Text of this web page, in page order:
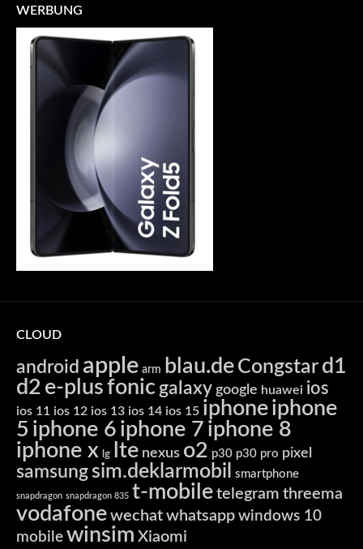
WERBUNG
CLOUD
android apple arm blau.de Congstar d1
d2 e-plusfonic galaxy google huawei ios
ios 11 ios 12 ios 13 ios 14 ios 15 iphoneiphone
5 iphone 6 iphone 7 iphone 8
iphone x lg lte nexus o2 p30 p30 pro pixel
samsung sim.deklarmobil smartphone
snapdragon snapdragon 835 t-mobile telegram threema
vodafone wechat whatsapp windows 10
mobile winsim Xiaomi